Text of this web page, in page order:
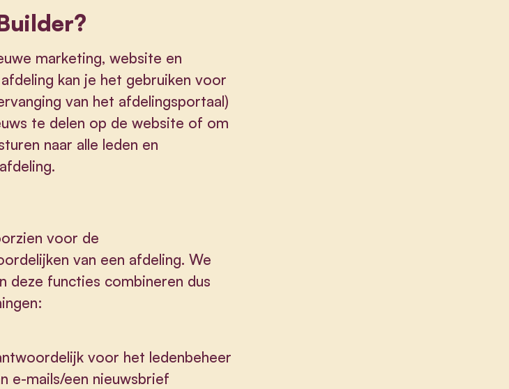
marketing, website en
kan je het gebruiken voor
van het afdelingsportaal)
te delen op de website of om
naar alle leden en
voor de
van een afdeling. We
deze functies combineren dus
voor het ledenbeheer
e-mails/een nieuwsbrief